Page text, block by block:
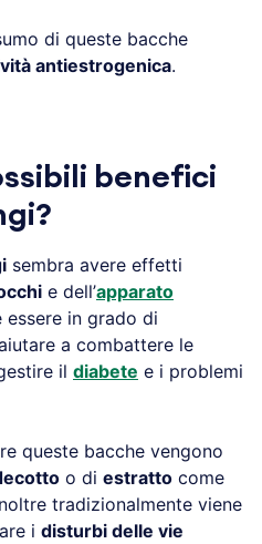
di queste bacche
antiestrogenica.
benefici
sembra avere effetti
e dell’apparato
essere in grado di
a combattere le
il diabete e i problemi
queste bacche vengono
o di estratto come
tradizionalmente viene
i disturbi delle vie